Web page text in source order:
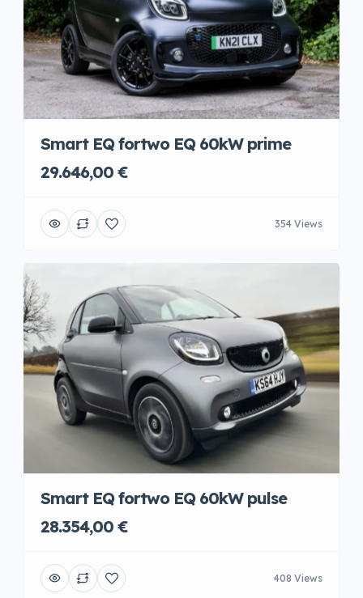
Smart EQ fortwo EQ 60kW prime
29.646,00 €
354 Views
Smart EQ fortwo EQ 60kW pulse
28.354,00 €
408 Views